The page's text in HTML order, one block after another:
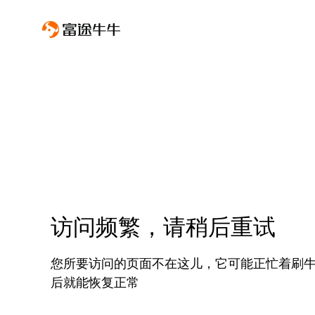
访问频繁，请稍后重试
您所要访问的页面不在这儿，它可能正忙着刷
后就能恢复正常